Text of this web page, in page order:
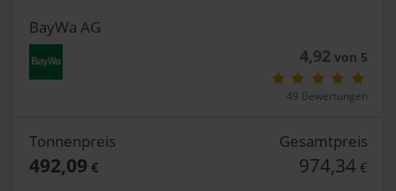
BayWa AG
4,92von 5
49 Bewertungen
Tonnenpreis
492,09 €
Gesamtpreis
974,34 €